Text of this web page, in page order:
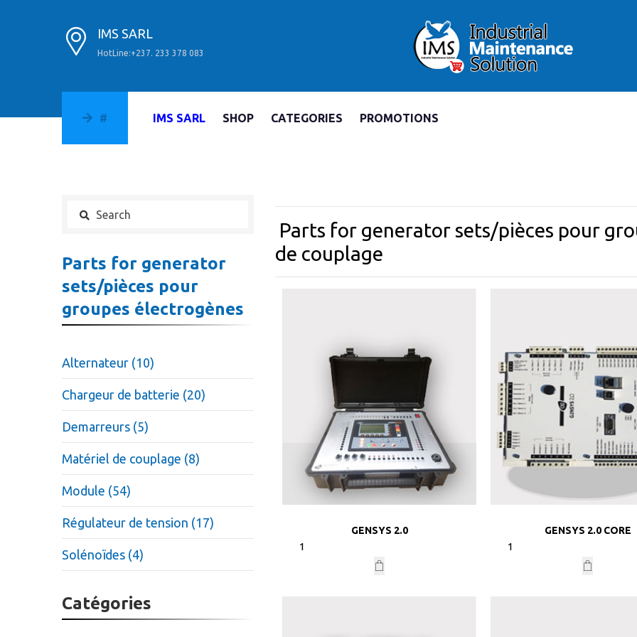
IMS SARL
HotLine:+237. 233 378 083
# IMS SARL SHOP CATEGORIES PROMOTIONS
Parts for generator
sets/pièces pour
groupes électrogènes
Alternateur (10)
Chargeur de batterie (20)
Demarreurs (5)
Matériel de couplage (8)
Module (54)
Régulateur de tension (17)
Solénoïdes (4)
Catégories
Parts for generator sets/pièces pour
de couplage
GENSYS 2.0 GENSYS 2.0 CORE